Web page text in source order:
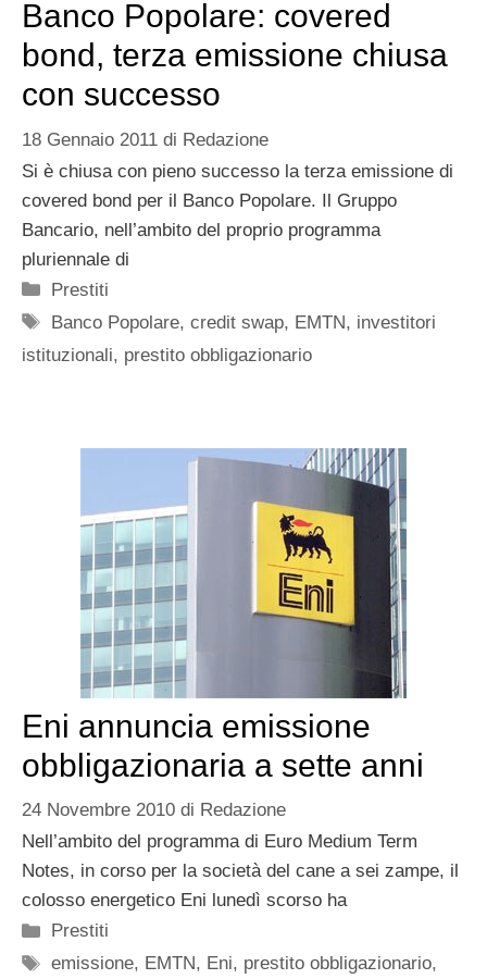
Banco Popolare: covered
bond, terza emissione chiusa
con successo
18 Gennaio 2011 di Redazione
Si è chiusa con pieno successo la terza emissione di
covered bond per il Banco Popolare. Il Gruppo
Bancario, nell’ambito del proprio programma
pluriennale di
Categorie
Prestiti
Tag
Banco Popolare,credit swap, EMTN, investitori
istituzionali, prestito obbligazionario
Eni annuncia emissione
obbligazionaria a sette anni
24 Novembre 2010 di Redazione
Nell’ambito del programma di Euro Medium Term
Notes, in corso per la società del cane a sei zampe, il
colosso energetico Eni lunedì scorso ha
Categorie
Prestiti
Tag
emissione, EMTN, Eni, prestito obbligazionario,